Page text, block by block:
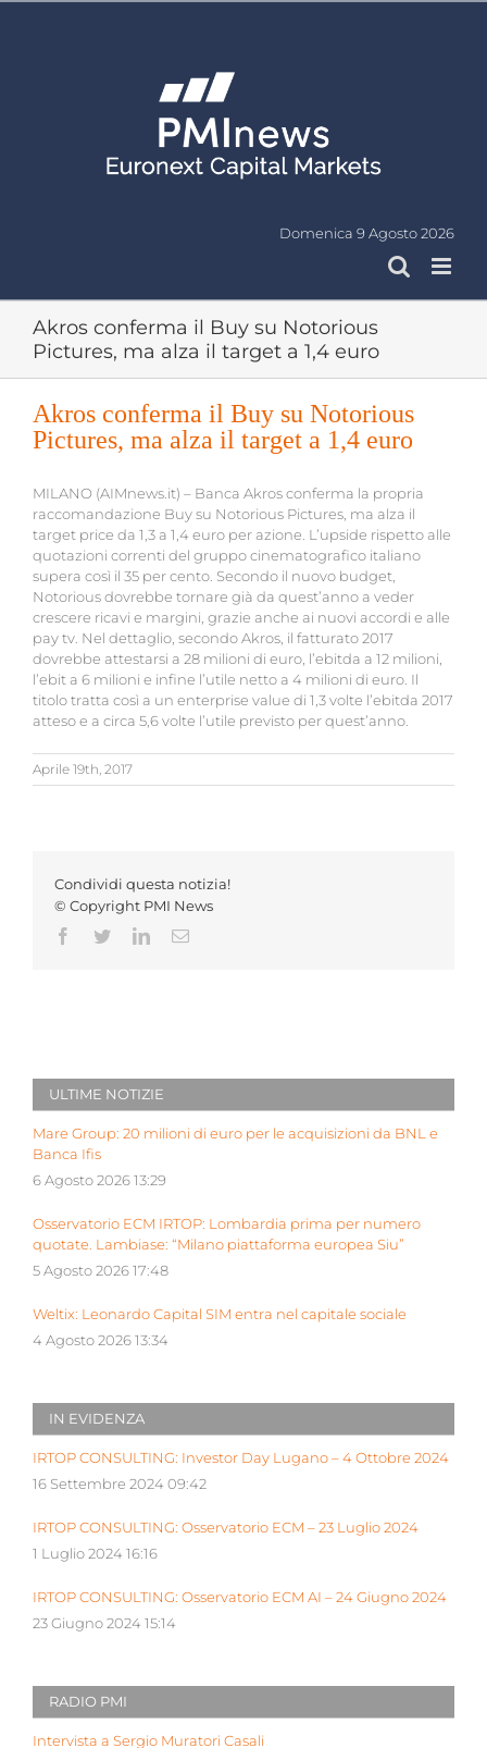
Domenica 9 Agosto 2026
Akros conferma il Buy su Notorious
Pictures, ma alza il target a 1,4 euro
Akros conferma il Buy su Notorious
Pictures, ma alza il target a 1,4 euro
MILANO (AIMnews.it) – Banca Akros conferma la propria
raccomandazione Buy su Notorious Pictures, ma alza il
target price da 1,3 a 1,4 euro per azione. L’upside rispetto alle
quotazioni correnti del gruppo cinematografico italiano
supera così il 35 per cento. Secondo il nuovo budget,
Notorious dovrebbe tornare già da quest’anno a veder
crescere ricavi e margini, grazie anche ai nuovi accordi e alle
pay tv. Nel dettaglio, secondo Akros, il fatturato 2017
dovrebbe attestarsi a 28 milioni di euro, l’ebitda a 12 milioni,
l’ebit a 6 milioni e infine l’utile netto a 4 milioni di euro. Il
titolo tratta così a un enterprise value di 1,3 volte l’ebitda 2017
atteso e a circa 5,6 volte l’utile previsto per quest’anno.
Aprile 19th, 2017
Condividi questa notizia!
© Copyright PMI News
Facebook
TwitterLinkedInEmail
ULTIME NOTIZIE
Mare Group: 20 milioni di euro per le acquisizioni da BNL e
Banca Ifis
6 Agosto 2026 13:29
Osservatorio ECM IRTOP: Lombardia prima per numero
quotate. Lambiase: “Milano piattaforma europea Siu”
5 Agosto 2026 17:48
Weltix: Leonardo Capital SIM entra nel capitale sociale
4 Agosto 2026 13:34
IN EVIDENZA
IRTOP CONSULTING: Investor Day Lugano – 4 Ottobre 2024
16 Settembre 2024 09:42
IRTOP CONSULTING: Osservatorio ECM – 23 Luglio 2024
1 Luglio 2024 16:16
IRTOP CONSULTING: Osservatorio ECM AI – 24 Giugno 2024
23 Giugno 2024 15:14
RADIO PMI
Intervista a Sergio Muratori Casali